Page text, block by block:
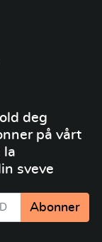
deg
på vårt
la
sveve
Abonner